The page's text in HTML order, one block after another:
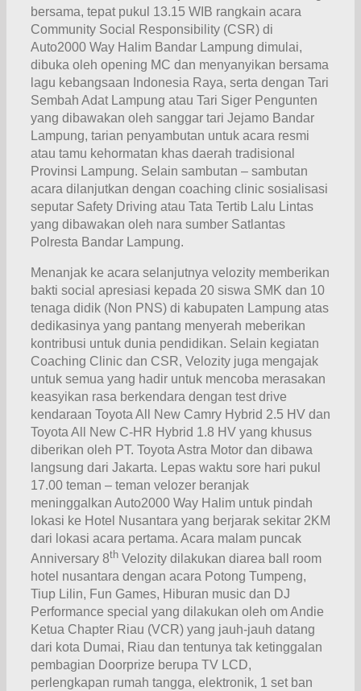
bersama, tepat pukul 13.15 WIB rangkain acara
Community Social Responsibility (CSR) di
Auto2000 Way Halim Bandar Lampung dimulai,
dibuka oleh opening MC dan menyanyikan bersama
lagu kebangsaan Indonesia Raya, serta dengan Tari
Sembah Adat Lampung atau Tari Siger Pengunten
yang dibawakan oleh sanggar tari Jejamo Bandar
Lampung, tarian penyambutan untuk acara resmi
atau tamu kehormatan khas daerah tradisional
Provinsi Lampung. Selain sambutan – sambutan
acara dilanjutkan dengan coaching clinic sosialisasi
seputar Safety Driving atau Tata Tertib Lalu Lintas
yang dibawakan oleh nara sumber Satlantas
Polresta Bandar Lampung.
Menanjak ke acara selanjutnya velozity memberikan
bakti social apresiasi kepada 20 siswa SMK dan 10
tenaga didik (Non PNS) di kabupaten Lampung atas
dedikasinya yang pantang menyerah meberikan
kontribusi untuk dunia pendidikan. Selain kegiatan
Coaching Clinic dan CSR, Velozity juga mengajak
untuk semua yang hadir untuk mencoba merasakan
keasyikan rasa berkendara dengan test drive
kendaraan Toyota All New Camry Hybrid 2.5 HV dan
Toyota All New C-HR Hybrid 1.8 HV yang khusus
diberikan oleh PT. Toyota Astra Motor dan dibawa
langsung dari Jakarta. Lepas waktu sore hari pukul
17.00 teman – teman velozer beranjak
meninggalkan Auto2000 Way Halim untuk pindah
lokasi ke Hotel Nusantara yang berjarak sekitar 2KM
dari lokasi acara pertama. Acara malam puncak
Anniversary 8th Velozity dilakukan diarea ball room
hotel nusantara dengan acara Potong Tumpeng,
Tiup Lilin, Fun Games, Hiburan music dan DJ
Performance special yang dilakukan oleh om Andie
Ketua Chapter Riau (VCR) yang jauh-jauh datang
dari kota Dumai, Riau dan tentunya tak ketinggalan
pembagian Doorprize berupa TV LCD,
perlengkapan rumah tangga, elektronik, 1 set ban